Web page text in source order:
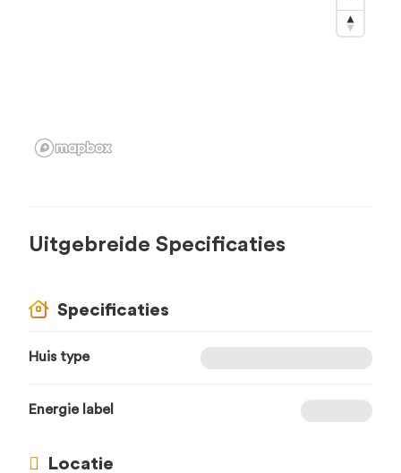
Uitgebreide Specificaties
Specificaties
Huis type
Energie label
Locatie